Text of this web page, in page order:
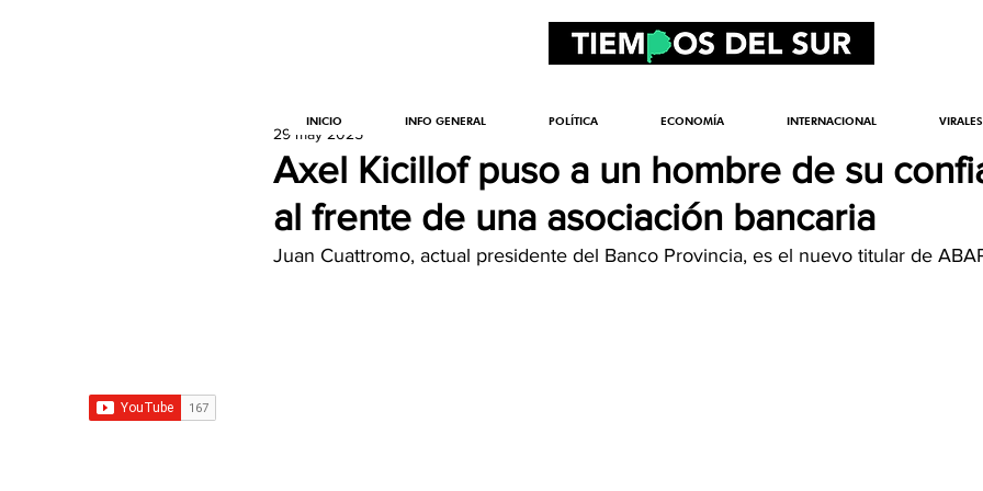
Axel Kicillof puso a un hombre de su
al frente de una asociación bancaria
29 may 2025
Juan Cuattromo, actual presidente del Banco Provincia, es el nuevo titular de
INICIO INFO GENERAL POLÍTICA ECONOMÍA INTERNACIONAL VIRALES